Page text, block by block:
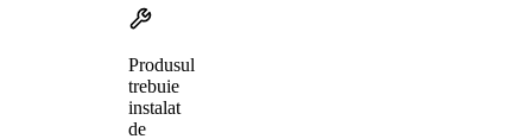
Produsul
trebuie
instalat
de